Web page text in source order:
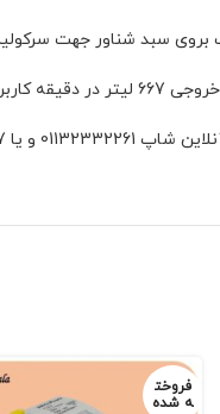
سبد شناور جهت
هماهنگ فرمائید.
فروخت
ه شده